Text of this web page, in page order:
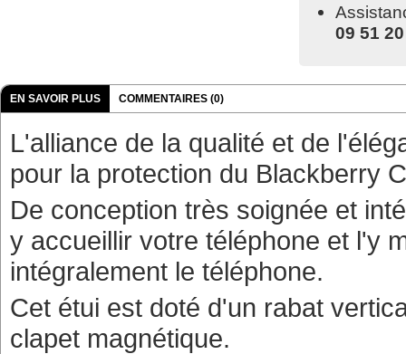
09 51
EN SAVOIR PLUS COMMENTAIRES (0)
L'alliance de la qualité et de
pour la protection du Blackberry
De conception très soignée et
y accueillir votre téléphone et l'y
intégralement le téléphone.
Cet étui est doté d'un rabat
clapet magnétique.